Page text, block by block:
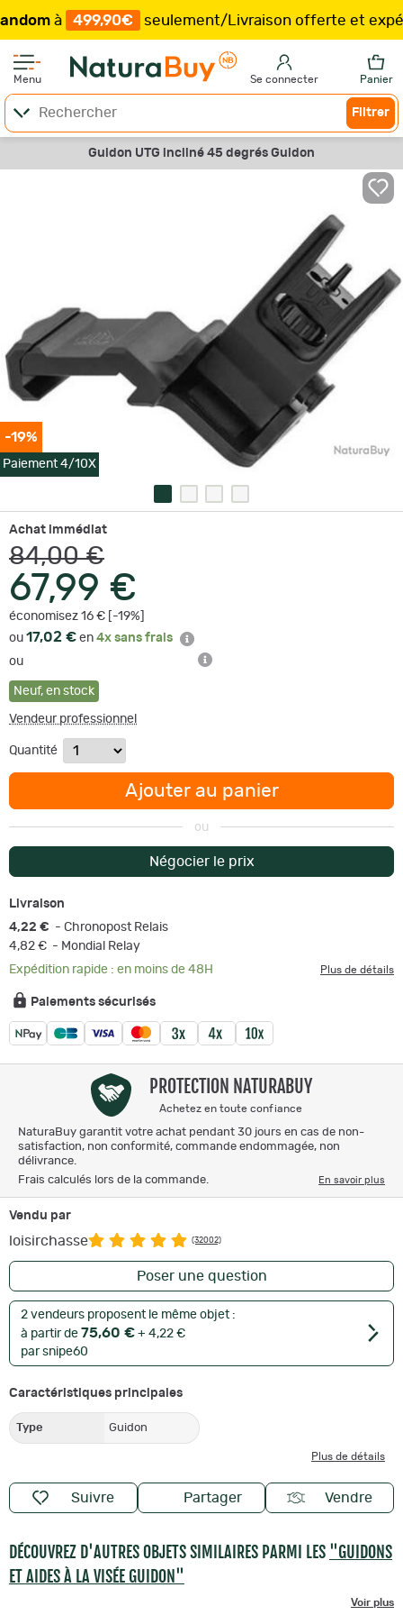
à 499,90€ seulement/Livraison offerte et
Menu Se connecter Panier
Filtrer
Guidon UTG incliné 45 degrés Guidon
-19%
Paiement 4/10X
Achat immédiat
84,00 €
67,99 €
économisez 16 € [-19%]
ou 17,02 € en 4x sans frais
ou
Neuf, en stock
Vendeur professionnel
Quantité
Ajouter au panier
ou
Négocier le prix
Livraison
4,22 € - Chronopost Relais
4,82 € - Mondial Relay
Expédition rapide : en moins de 48H
Plus de détails
Paiements sécurisés
PROTECTION NATURABUY
Achetez en toute confiance
NaturaBuy garantit votre achat pendant 30 jours en cas de non-
satisfaction, non conformité, commande endommagée, non
délivrance.
Frais calculés lors de la commande.
En savoir plus
Vendu par
loisirchasse (32002)
Poser une question
2 vendeurs proposent le même objet :
à partir de 75,60 € + 4,22 €
par snipe60
Caractéristiques principales
Type Guidon
Plus de détails
Suivre Partager Vendre
DÉCOUVREZ D'AUTRES OBJETS SIMILAIRES PARMI LES "GUIDONS
ET AIDES À LA VISÉE GUIDON"
Voir plus